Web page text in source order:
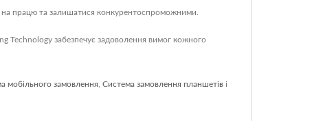
на працю та залишатися конкурентоспроможними.
Technology забезпечує задоволення вимог кожного
мобільного замовлення Система замовлення планшетів і